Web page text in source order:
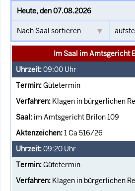
Im Saal im Amtsgericht
09:00 Uhr
Gütetermin
Klagen in bürgerlichen
im Amtsgericht Brilon 109
1 Ca 516/26
09:20 Uhr
Gütetermin
Klagen in bürgerlichen